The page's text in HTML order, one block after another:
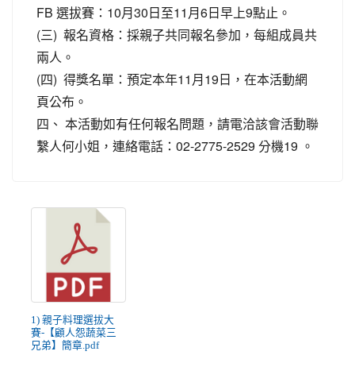
FB 選拔賽：10月30日至11月6日早上9點止。
(三) 報名資格：採親子共同報名參加，每組成員共
兩人。
(四) 得獎名單：預定本年11月19日，在本活動網
頁公布。
四、 本活動如有任何報名問題，請電洽該會活動聯
繫人何小姐，連絡電話：02-2775-2529 分機19 。
1) 親子料理選拔大
賽-【顧人怨蔬菜三
兄弟】簡章.pdf